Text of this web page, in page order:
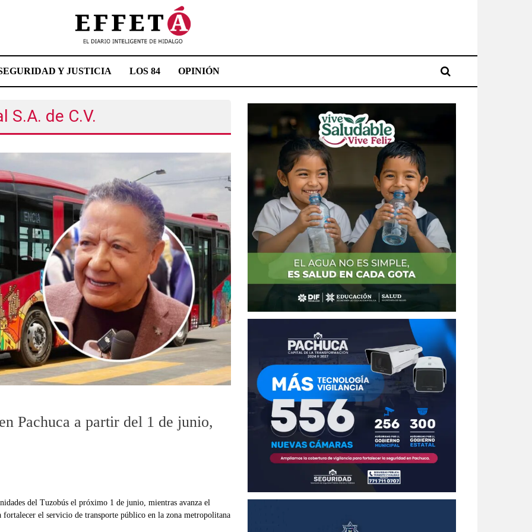
Y JUSTICIA LOS 84 OPINIÓN
S.A. de C.V.
Pachuca a partir del 1 de junio,
del Tuzobús el próximo 1 de junio, mientras avanza el
fortalecer el servicio de transporte público en la zona metropolitana